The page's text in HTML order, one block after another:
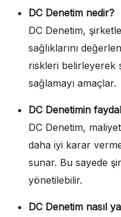
DC Denetim nedir?
DC Denetim,
sağlıklarını
riskleri belirleyerek
sağlamayı amaçlar.
DC Denetimin
DC Denetim,
daha iyi karar
sunar. Bu sayede
yönetilebilir.
DC Denetim nasıl